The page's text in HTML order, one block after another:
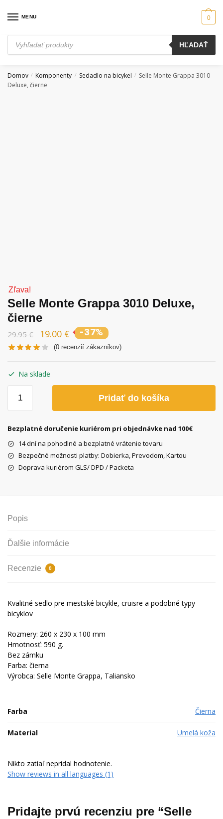
MENU
Products
search
HĽADAŤ
0
Domov / Komponenty / Sedadlo na bicykel / Selle Monte Grappa 3010
Deluxe, čierne
Zľava!
Selle Monte Grappa 3010 Deluxe,
čierne
29.95€ 19.00 € -37%
(0 recenzií zákazníkov)
Na sklade
Selle
Grappa
Pridať do košíka
Bezplatné doručenie kuriérom pri objednávke nad 100€
14 dní na pohodlné a bezplatné vrátenie tovaru
Bezpečné možnosti platby: Dobierka, Prevodom, Kartou
Doprava kuriérom GLS/ DPD / Packeta
Popis
Ďalšie informácie
Recenzie 0
Kvalitné sedlo pre mestské bicykle, cruisre a podobné typy
bicyklov
Rozmery: 260 x 230 x 100 mm
Hmotnosť: 590 g.
Bez zámku
Farba: čierna
Výrobca: Selle Monte Grappa, Taliansko
Farba Čierna
Material Umelá koža
Nikto zatiaľ nepridal hodnotenie.
Show reviews in all languages (1)
Pridajte prvú recenziu pre “Selle